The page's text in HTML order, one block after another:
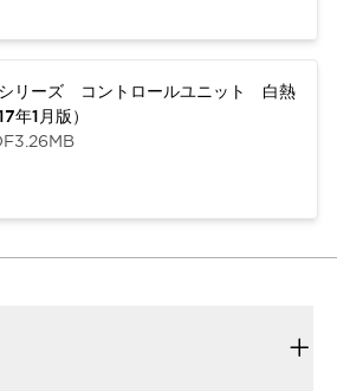
リーズ コントロールユニット 白熱
年1月版）
3.26MB